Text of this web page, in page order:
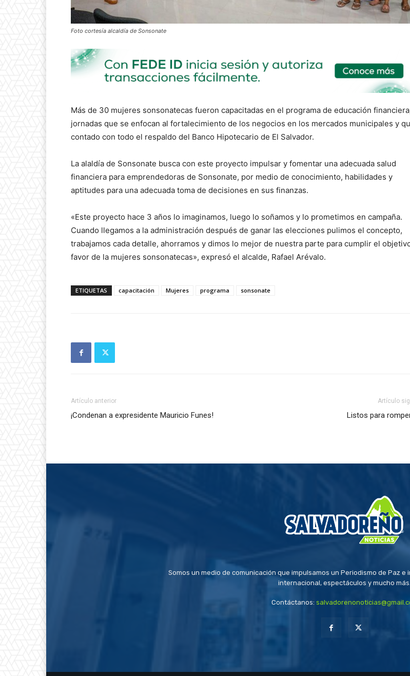
Foto cortesía alcaldía de Sonsonate
Más de 30 mujeres sonsonatecas fueron capacitadas en el programa de educación
jornadas que se enfocan al fortalecimiento de los negocios en los mercados municipales y
contado con todo el respaldo del Banco Hipotecario de El Salvador.
La alaldía de Sonsonate busca con este proyecto impulsar y fomentar una adecuada salud
financiera para emprendedoras de Sonsonate, por medio de conocimiento, habilidades y
aptitudes para una adecuada toma de decisiones en sus finanzas.
«Este proyecto hace 3 años lo imaginamos, luego lo soñamos y lo prometimos en campaña.
Cuando llegamos a la administración después de ganar las elecciones pulimos el concepto,
trabajamos cada detalle, ahorramos y dimos lo mejor de nuestra parte para cumplir el
favor de la mujeres sonsonatecas», expresó el alcalde, Rafael Arévalo.
ETIQUETAS capacitación Mujeres programa sonsonate
Artículo anterior
¡Condenan a expresidente Mauricio Funes!
Artículo
Listos para
Somos un medio de comunicación que impulsamos un Periodismo de Paz
internacional, espectáculos y mucho más.
Contáctanos: